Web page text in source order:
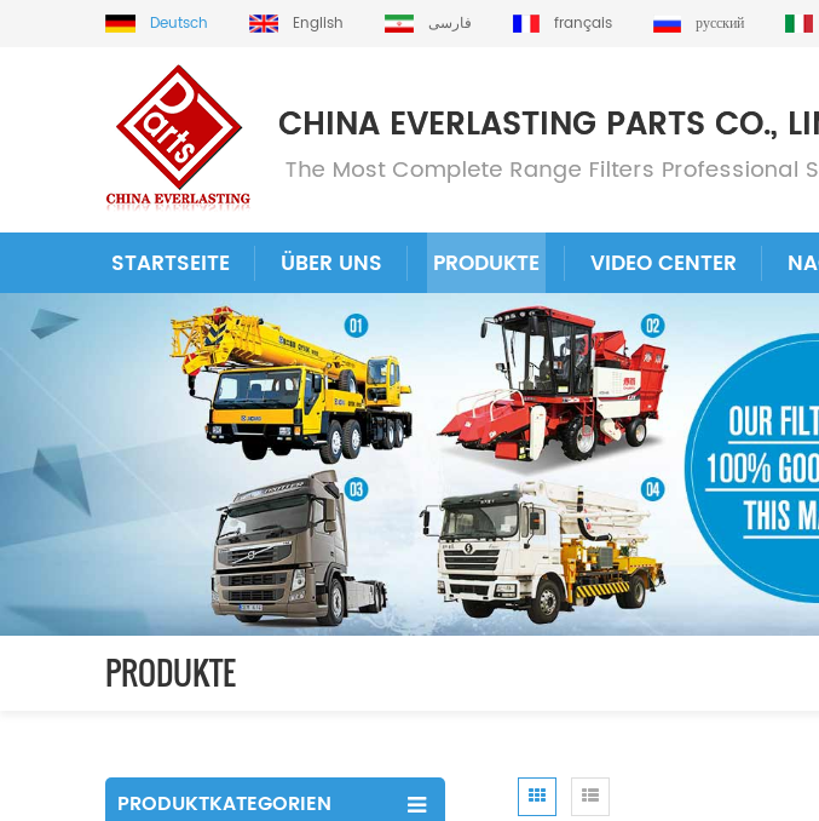
Deutsch English فارسی français русский
STARTSEITE ÜBER UNS PRODUKTE VIDEO CENTER
PRODUKTE
PRODUKTKATEGORIEN